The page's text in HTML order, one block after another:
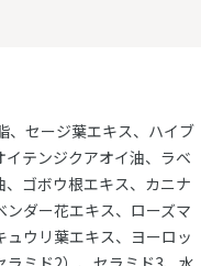
、セージ葉エキス、ハイブ
テンジクアオイ油、ラベ
ゴボウ根エキス、カニナ
ダー花エキス、ローズマ
ウリ葉エキス、ヨーロッ